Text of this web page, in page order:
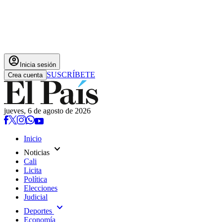
account_circle Inicia sesión
Crea cuenta SUSCRÍBETE
jueves, 6 de agosto de 2026
Inicio
Noticias expand_more
Cali
Licita
Política
Elecciones
Judicial
Deportes expand_more
Economía